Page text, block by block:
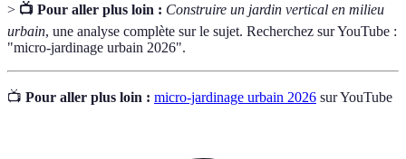
> 📺 Pour aller plus loin : Construire un jardin vertical en milieu
urbain, une analyse complète sur le sujet. Recherchez sur YouTube :
"micro-jardinage urbain 2026".
📺 Pour aller plus loin : micro-jardinage urbain 2026 sur YouTube